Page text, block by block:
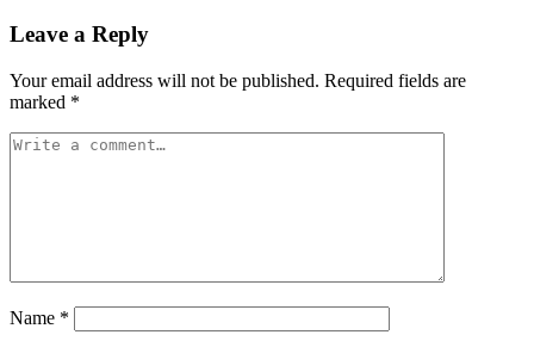
Leave a Reply
Your email address will not be published. Required fields are
marked *
Name *